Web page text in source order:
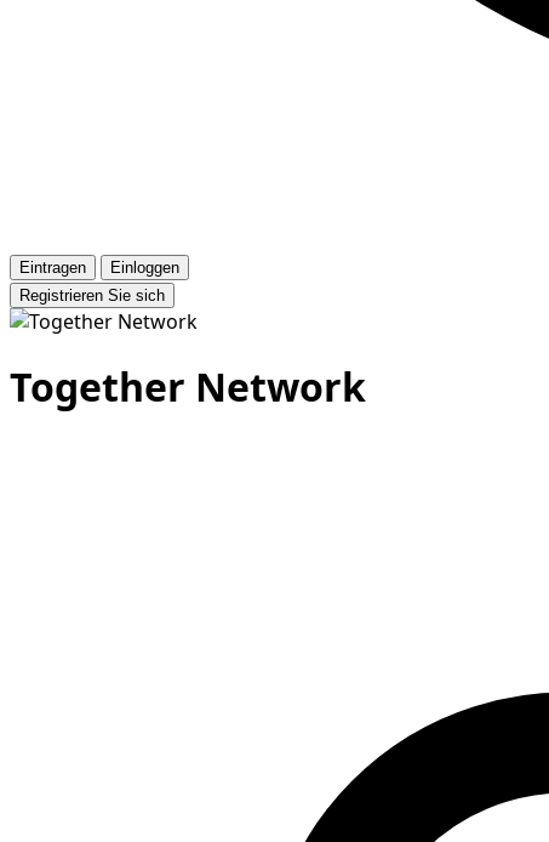
Eintragen
Einloggen
Registrieren Sie sich
Together Network